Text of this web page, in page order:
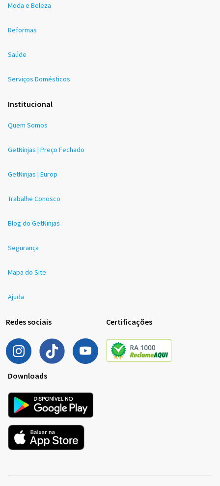
Moda e Beleza
Reformas
Saúde
Serviços Domésticos
Institucional
Quem Somos
GetNinjas | Preço Fechado
GetNinjas | Europ
Trabalhe Conosco
Blog do GetNinjas
Segurança
Mapa do Site
Ajuda
Redes sociais Certificações
Downloads